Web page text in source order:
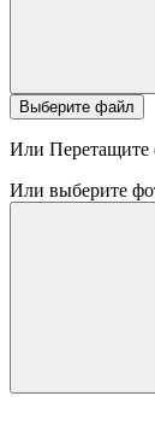
Выберите файл
Или Перетащите
Или выберите